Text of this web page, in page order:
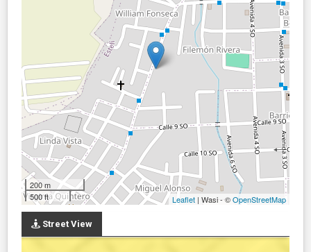
200 m
500 ft
Leaflet | Wasi - ©OpenStreetMap
Street View